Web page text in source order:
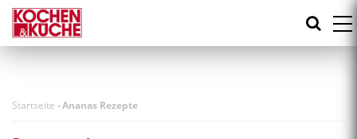
Direkt
zum
Inhalt
Startseite -Ananas Rezepte